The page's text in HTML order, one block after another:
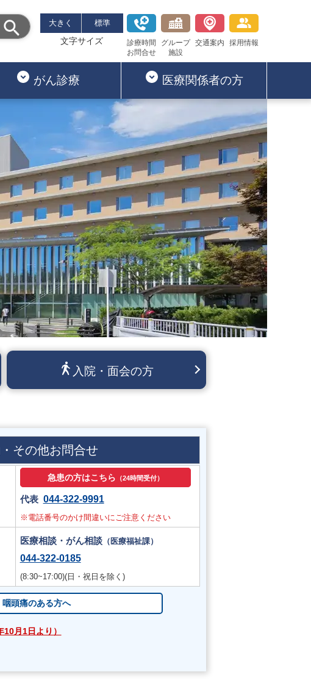
大きく 標準
文字サイズ
診療時間
お問合せ
グループ
施設
交通案内 採用情報
がん診療 医療関係者の方
鶴川・黒川・若葉台・平尾方面
詳しくはこちら
入院・面会の方
その他お問合せ
急患の方はこちら （24時間受付）
代表 044-322-9991
※電話番号のかけ間違いにご注意ください
医療相談・がん相談（医療福祉課）
044-322-0185
(8:30~17:00)(日・祝日を除く)
咽頭痛のある方へ
月1日より）